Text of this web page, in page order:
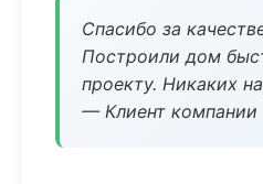
Спасибо за
Построили дом
проекту. Никаких
— Клиент компании